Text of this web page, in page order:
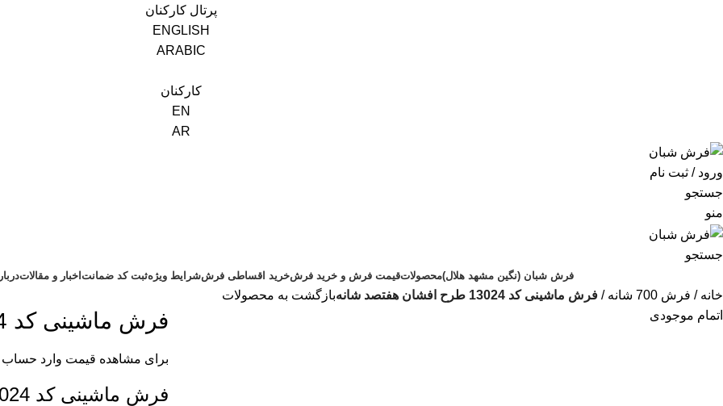
پرتال کارکنان
ENGLISH
ARABIC
کارکنان
EN
AR
ورود / ثبت نام
جستجو
منو
جستجو
فرش شبان (نگین مشهد هلال)محصولاتقیمت فرش و خرید فرشخرید اقساطی فرششرایط ویژهثبت کد ضمانتاخبار و مقالات
خانه فرش 700 شانه فرش ماشینی کد 13024 طرح افشان هفتصد شانه
بازگشت به محصولات
اتمام موجودی
فرش ماشینی کد 13024 طرح افشان هفتصد شانه
برای مشاهده قیمت وارد حساب
فرش ماشینی کد 13024 نگین مشهد هلال